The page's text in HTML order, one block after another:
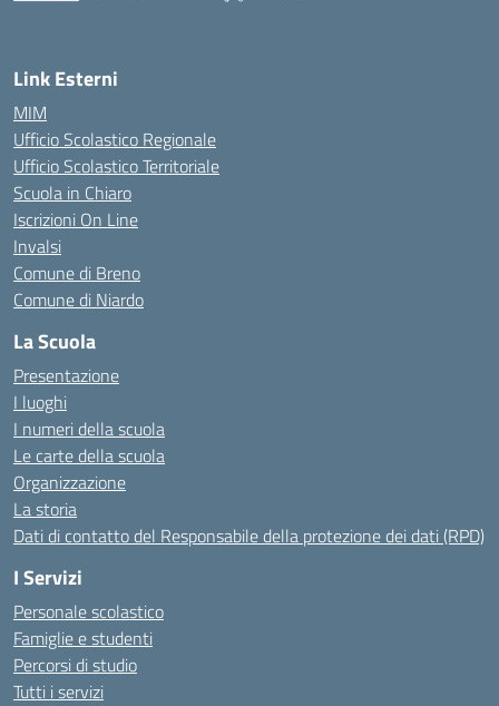
Link Esterni
MIM
Ufficio Scolastico Regionale
Ufficio Scolastico Territoriale
Scuola in Chiaro
Iscrizioni On Line
Invalsi
Comune di Breno
Comune di Niardo
La Scuola
Presentazione
I luoghi
I numeri della scuola
Le carte della scuola
Organizzazione
La storia
Dati di contatto del Responsabile della protezione dei dati (RPD)
I Servizi
Personale scolastico
Famiglie e studenti
Percorsi di studio
Tutti i servizi